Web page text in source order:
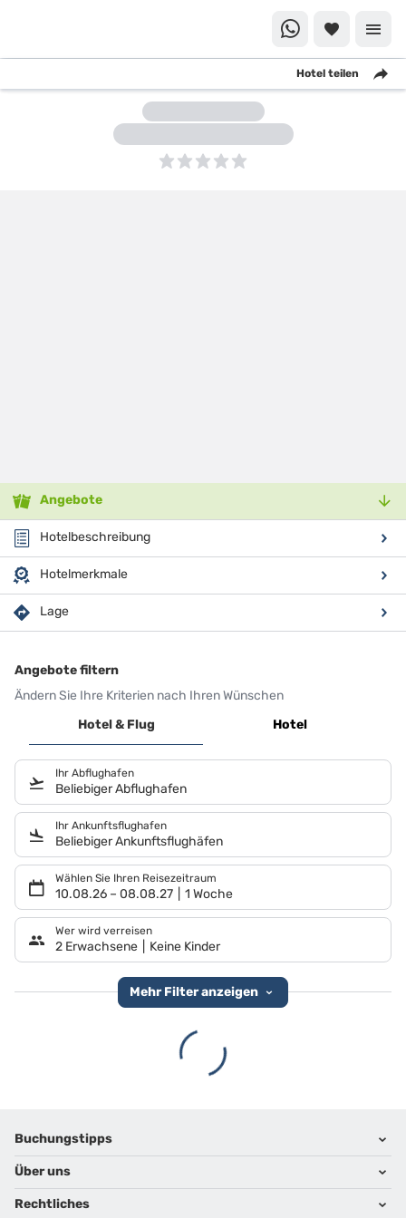
Hotel teilen
5
Angebote
Hotelbeschreibung
Hotelmerkmale
Lage
Angebote filtern
Ändern Sie Ihre Kriterien nach Ihren Wünschen
Hotel & Flug
Hotel
Ihr Abflughafen
Beliebiger Abflughafen
Ihr Ankunftsflughafen
Beliebiger Ankunftsflughäfen
Wählen Sie Ihren Reisezeitraum
10.08.26–08.08.27 1 Woche
Wer wird verreisen
2 Erwachsene Keine Kinder
Mehr Filter anzeigen
Footer navigation
Buchungstipps
Warum im Reisebüro buchen
Hoteltipps
Über uns
Kontakt
Rechtliches